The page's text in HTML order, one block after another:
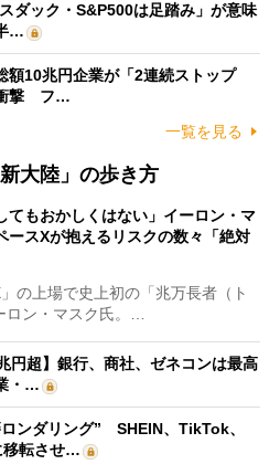
ダック・S&P500は足踏み」が意味
…
額10兆円企業が「2連続ストップ
衝撃 フ…
一覧を見る
大陸」の歩き方
てもおかしくはない」イーロン・マ
ースXが抱えるリスクの数々「絶対
の上場で史上初の「兆万長者（ト
ロン・マスク氏。…
円超】銀行、商社、ゼネコンは最高
・…
ンダリング” SHEIN、TikTok、
移転させ…